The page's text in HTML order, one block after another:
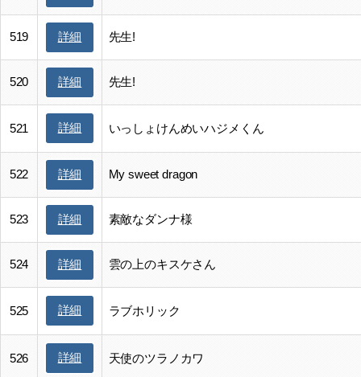
519 詳細 先生!
520 詳細 先生!
521 詳細 いっしょけんめいハジメくん
522 詳細 My sweet dragon
523 詳細 素敵なダンナ様
524 詳細 雲の上のキスケさん
525 詳細 ラブホリック
526 詳細 天使のツラノカワ